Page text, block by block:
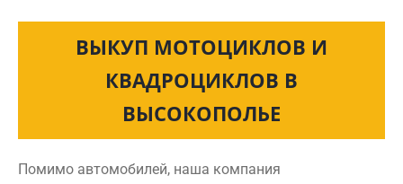
ВЫКУП МОТОЦИКЛОВ И
КВАДРОЦИКЛОВ В
ВЫСОКОПОЛЬЕ
Помимо автомобилей, наша компания